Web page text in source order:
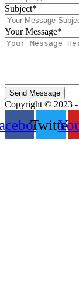
Subject*
Your Message*
Send Message
Copyright © 2023
Twitter